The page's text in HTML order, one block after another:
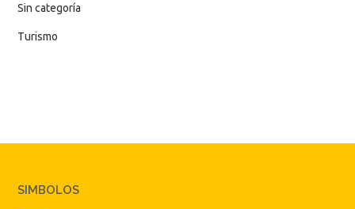
Sin categoría
Turismo
SIMBOLOS